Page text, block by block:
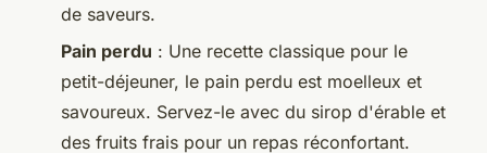
de saveurs.
Pain perdu : Une recette classique pour le
petit-déjeuner, le pain perdu est moelleux et
savoureux. Servez-le avec du sirop d'érable et
des fruits frais pour un repas réconfortant.